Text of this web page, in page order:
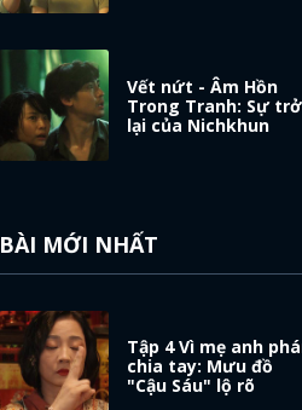
Vết nứt - Âm Hồn
Trong Tranh: Sự trở
lại của Nichkhun
BÀI MỚI NHẤT
Tập 4 Vì mẹ anh
chia tay: Mưu đồ
"Cậu Sáu" lộ rõ